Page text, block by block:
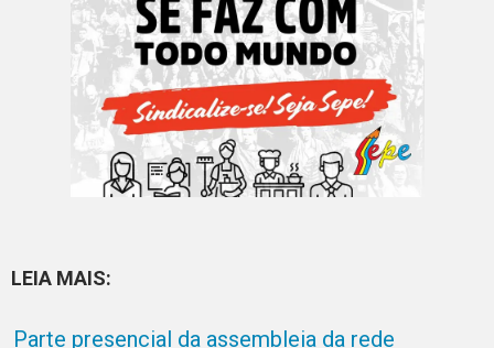
LEIA MAIS:
Parte presencial da assembleia da rede